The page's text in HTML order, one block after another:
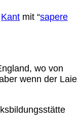
Kant mit “sapere
wo von
wenn der Laie